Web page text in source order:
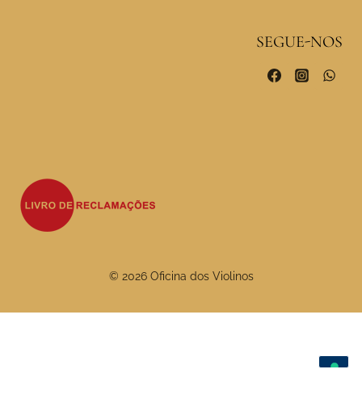
SEGUE-NOS
© 2026 Oficina dos Violinos